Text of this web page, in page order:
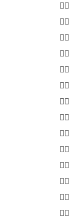
👉🏻
👉🏻
👉🏻
👉🏻
👉🏻
👉🏻
👉🏻
👉🏻
👉🏻
👉🏻
👉🏻
👉🏻
👉🏻
👉🏻